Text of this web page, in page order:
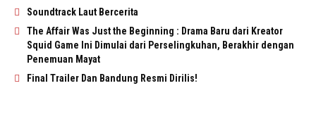
Soundtrack Laut Bercerita
The Affair Was Just the Beginning : Drama Baru dari Kreator
Squid Game Ini Dimulai dari Perselingkuhan, Berakhir dengan
Penemuan Mayat
Final Trailer Dan Bandung Resmi Dirilis!